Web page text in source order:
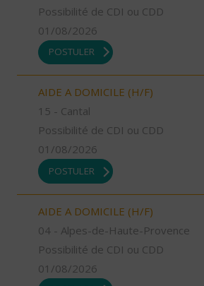
Possibilité de CDI ou CDD
01/08/2026
POSTULER
AIDE A DOMICILE (H/F)
15 - Cantal
Possibilité de CDI ou CDD
01/08/2026
POSTULER
AIDE A DOMICILE (H/F)
04 - Alpes-de-Haute-Provence
Possibilité de CDI ou CDD
01/08/2026